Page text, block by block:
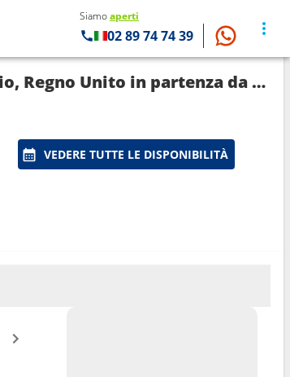
Siamoaperti
02 89 74 74 39
Crociera Regal Princess: Finlandia, Estonia, Svezia, Polonia, Danimarca, Norvegia, Islanda, Belgio, Regno Unito in partenza da Helsinki
VEDERE TUTTE LE DISPONIBILITÀ